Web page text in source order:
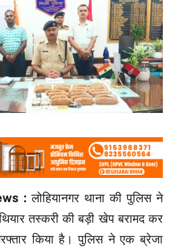
:लोहियानगर थाना की पुलिस ने
तस्करी की बड़ी खेप बरामद कर
किया है। पुलिस ने एक ब्रेजा